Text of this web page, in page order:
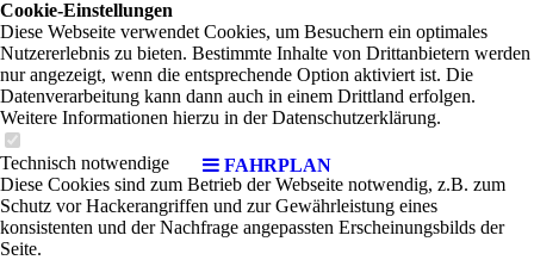
FAHRPLAN
Cookie-Einstellungen
Diese Webseite verwendet Cookies, um Besuchern ein optimales
Nutzererlebnis zu bieten. Bestimmte Inhalte von Drittanbietern werden
nur angezeigt, wenn die entsprechende Option aktiviert ist. Die
Datenverarbeitung kann dann auch in einem Drittland erfolgen.
Weitere Informationen hierzu in der Datenschutzerklärung.
Technisch notwendige
Diese Cookies sind zum Betrieb der Webseite notwendig, z.B. zum
Schutz vor Hackerangriffen und zur Gewährleistung eines
konsistenten und der Nachfrage angepassten Erscheinungsbilds der
Seite.